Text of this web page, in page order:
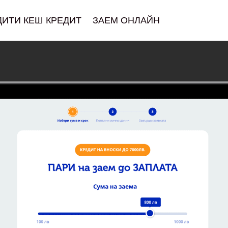
КЕШ КРЕДИТ ЗАЕМ ОНЛАЙН